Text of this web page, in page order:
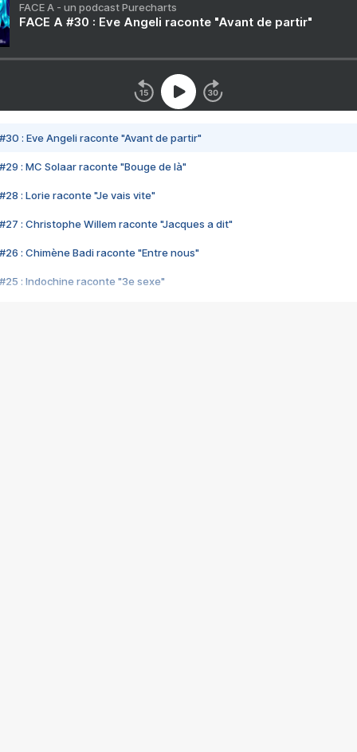
FACE A - un podcast Purecharts
FACE A #30 : Eve Angeli raconte "Avant de partir"
#30 : Eve Angeli raconte "Avant de partir"
#29 : MC Solaar raconte "Bouge de là"
#28 : Lorie raconte "Je vais vite"
#27 : Christophe Willem raconte "Jacques a dit"
#26 : Chimène Badi raconte "Entre nous"
#25 : Indochine raconte "3e sexe"